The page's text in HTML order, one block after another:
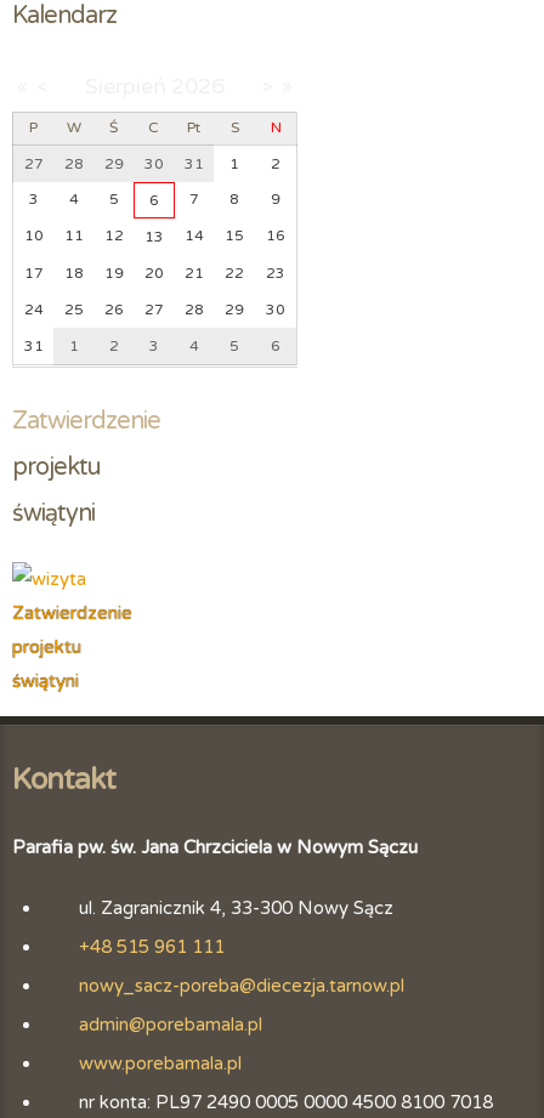
Kalendarz
P W Ś C Pt S N
27 28 29 30 31 1 2
3 4 5 6 7 8 9
10 11 12 13 14 15 16
17 18 19 20 21 22 23
24 25 26 27 28 29 30
31 1 2 3 4 5 6
Zatwierdzenie
projektu
świątyni
Zatwierdzenie
projektu
świątyni
Kontakt
Parafia pw. św. Jana Chrzciciela w Nowym Sączu
ul. Zagranicznik 4, 33-300 Nowy Sącz
+48 515 961 111
nowy_sacz-poreba@diecezja.tarnow.pl
admin@porebamala.pl
www.porebamala.pl
nr konta: PL97 2490 0005 0000 4500 8100 7018